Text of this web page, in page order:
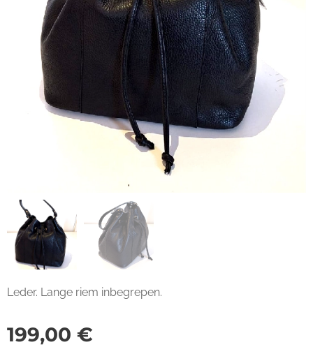
Leder. Lange riem inbegrepen.
199,00 €